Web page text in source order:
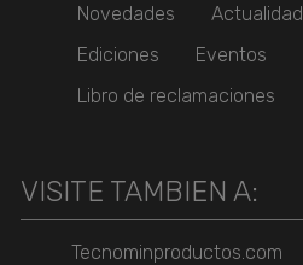
Novedades
Actualidad
Ediciones
Eventos
Libro de reclamaciones
VISITE TAMBIEN A:
Tecnominproductos.com